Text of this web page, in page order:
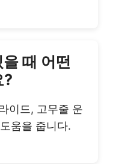
때 어떤
?
이드, 고무줄 운
움을 줍니다.